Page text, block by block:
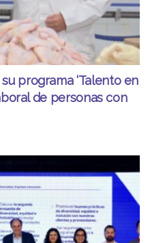
programa ‘Talento en
de personas con